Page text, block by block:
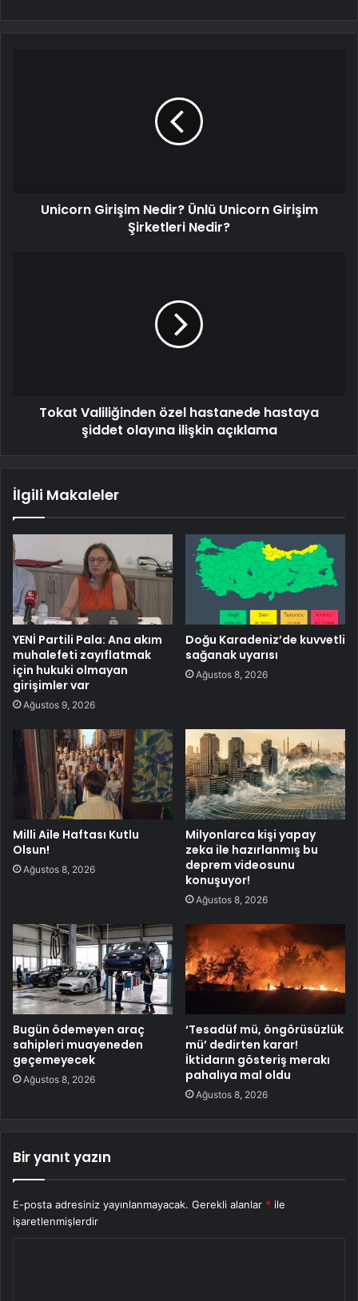
Unicorn Girişim Nedir? Ünlü Unicorn Girişim
Şirketleri Nedir?
Tokat Valiliğinden özel hastanede hastaya
şiddet olayına ilişkin açıklama
İlgili Makaleler
YENİ Partili Pala: Ana akım
muhalefeti zayıflatmak
için hukuki olmayan
girişimler var
Ağustos 9, 2026
Doğu Karadeniz’de kuvvetli
sağanak uyarısı
Ağustos 8, 2026
Milli Aile Haftası Kutlu
Olsun!
Ağustos 8, 2026
Milyonlarca kişi yapay
zeka ile hazırlanmış bu
deprem videosunu
konuşuyor!
Ağustos 8, 2026
Bugün ödemeyen araç
sahipleri muayeneden
geçemeyecek
Ağustos 8, 2026
‘Tesadüf mü, öngörüsüzlük
mü’ dedirten karar!
İktidarın gösteriş merakı
pahalıya mal oldu
Ağustos 8, 2026
Bir yanıt yazın
E-posta adresiniz yayınlanmayacak. Gerekli alanlar * ile
işaretlenmişlerdir